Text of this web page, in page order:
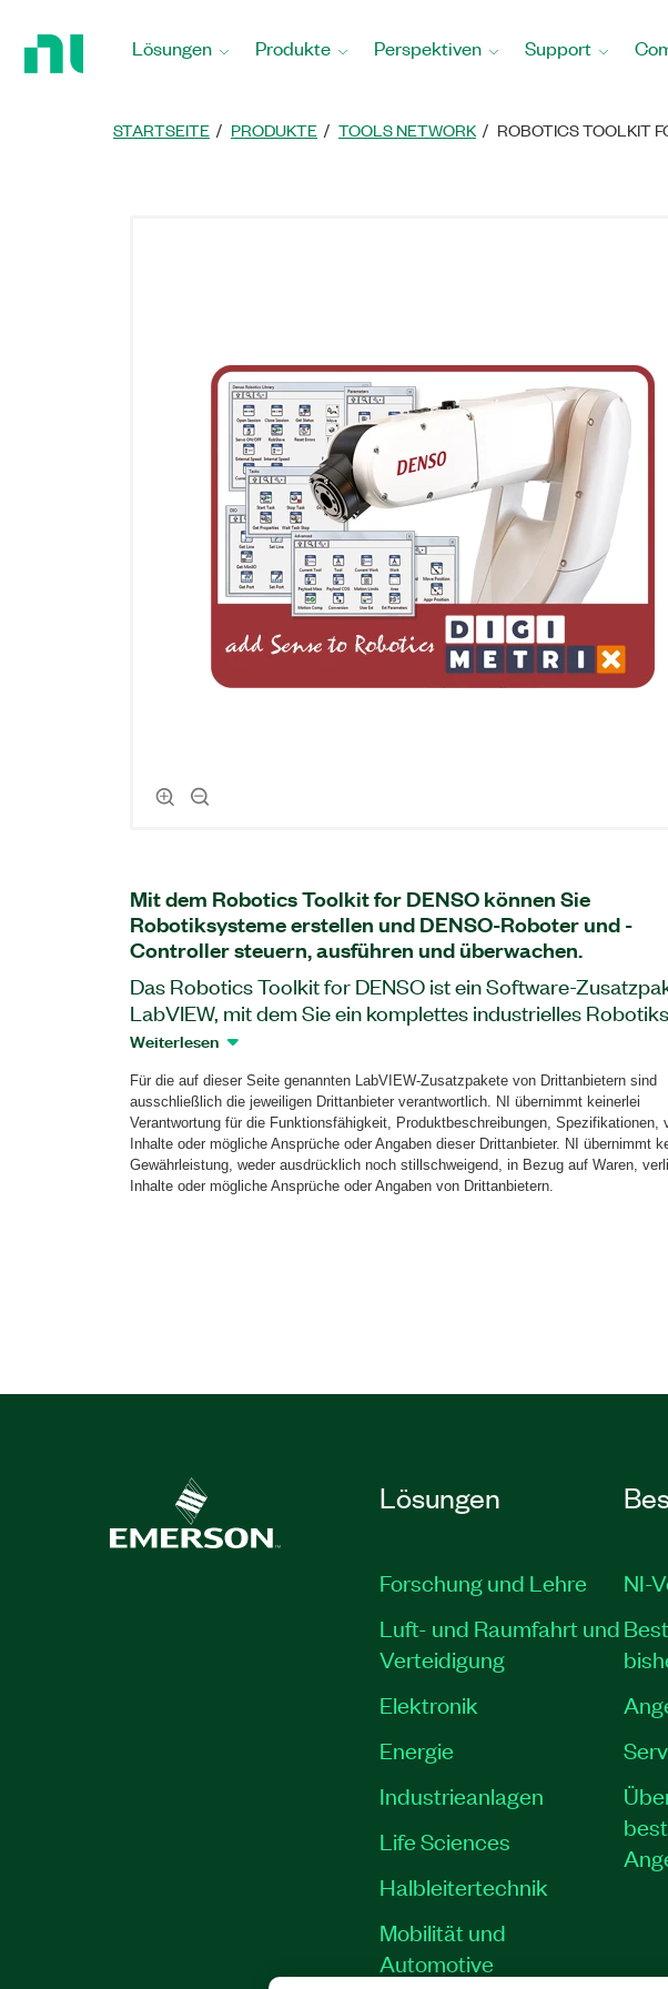
Startseite
Lösungen Produkte Perspektiven Support
STARTSEITE PRODUKTE TOOLS NETWORK ROBOTICS TOOLKIT
Mit dem Robotics Toolkit for DENSO können Sie
Robotiksysteme erstellen und DENSO-Roboter und -
Controller steuern, ausführen und überwachen.
Das Robotics Toolkit for DENSO ist ein Software-
LabVIEW, mit dem Sie ein komplettes industrielles
erstellen können. Dieses Zusatzpaket bietet VIs, mit denen
DENSO-Roboter-Controllern von LabVIEW aus ausführen
überwachen können, ohne über Kenntnisse in der
Robotikprogrammierung zu verfügen. Sie können
programmieren, die alle Aspekte von Maschinensteuerung
automatisierung vereinen, von der Teilebehandlung und
Artikelnummer(n):
Weiterlesen
Für die auf dieser Seite genannten LabVIEW-Zusatzpakete von Drittanbietern sind
ausschließlich die jeweiligen Drittanbieter verantwortlich. NI übernimmt keinerlei
Verantwortung für die Funktionsfähigkeit, Produktbeschreibungen, Spezifikationen,
Inhalte oder mögliche Ansprüche oder Angaben dieser Drittanbieter. NI übernimmt
Gewährleistung, weder ausdrücklich noch stillschweigend, in Bezug auf Waren,
Inhalte oder mögliche Ansprüche oder Angaben von Drittanbietern.
Lösungen
Forschung und Lehre
Luft- und Raumfahrt und
Verteidigung
Elektronik
Energie
Industrieanlagen
Life Sciences
Halbleitertechnik
Mobilität und
Automotive
NI-